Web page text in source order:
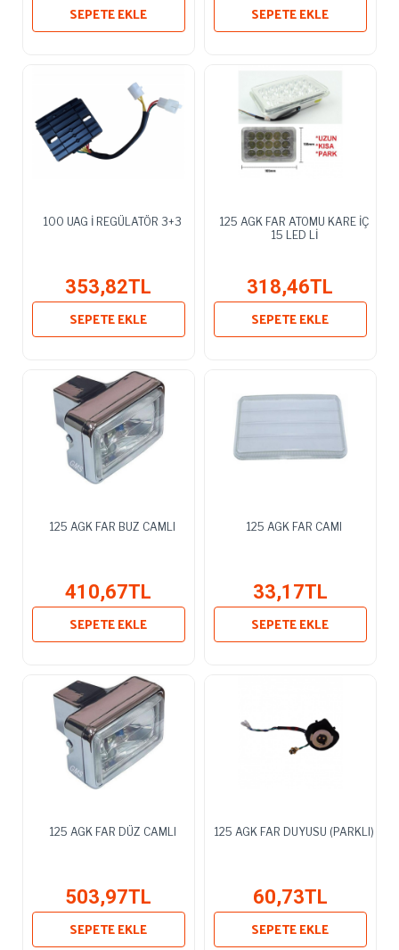
SEPETE EKLE
SEPETE EKLE
100 UAG İ REGÜLATÖR 3+3
353,82TL
SEPETE EKLE
125 AGK FAR ATOMU KARE İÇ
15 LED Lİ
318,46TL
SEPETE EKLE
125 AGK FAR BUZ CAMLI
410,67TL
SEPETE EKLE
125 AGK FAR CAMI
33,17TL
SEPETE EKLE
125 AGK FAR DÜZ CAMLI
503,97TL
SEPETE EKLE
125 AGK FAR DUYUSU (PARKLI)
60,73TL
SEPETE EKLE